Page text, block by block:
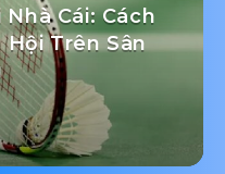
Cái: Cách
Trên Sân